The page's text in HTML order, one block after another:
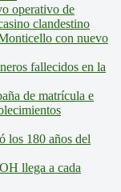
operativo de
clandestino
con nuevo
fallecidos en la
de matrícula e
los 180 años del
llega a cada